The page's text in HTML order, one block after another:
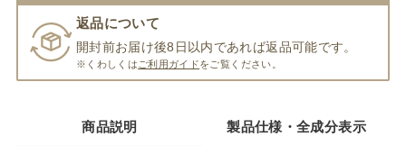
返品について
開封前お届け後8日以内であれば返品可能です。
※くわしくは ご利用ガイドをご覧ください。
商品説明 製品仕様・全成分表示